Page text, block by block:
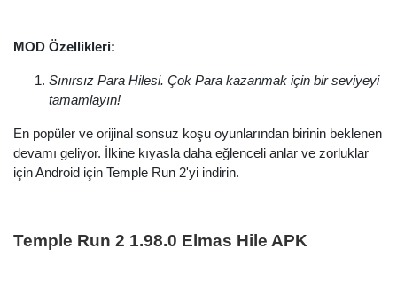
MOD Özellikleri:
Sınırsız Para Hilesi. Çok Para kazanmak için bir seviyeyi
tamamlayın!
En popüler ve orijinal sonsuz koşu oyunlarından birinin beklenen
devamı geliyor. İlkine kıyasla daha eğlenceli anlar ve zorluklar
için Android için Temple Run 2'yi indirin.
Temple Run 2 1.98.0 Elmas Hile APK